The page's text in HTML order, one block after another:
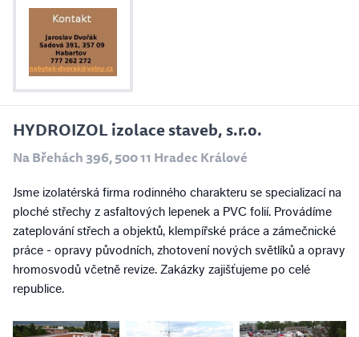
HYDROIZOL izolace staveb, s.r.o.
Na Břehách 396, 500 11 Hradec Králové
Jsme izolatérská firma rodinného charakteru se specializací na
ploché střechy z asfaltových lepenek a PVC folií. Provádíme
zateplování střech a objektů, klempířské práce a zámečnické
práce - opravy původních, zhotovení nových světlíků a opravy
hromosvodů včetně revize. Zakázky zajišťujeme po celé
republice.